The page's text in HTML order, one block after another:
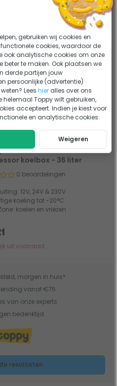
E SECTAW45 dual-zone
koelbox - 45 liter
0 beoordelingen
12V, 24V & 230V
koeling tot -20°C
koelen en vriezen
E SECT36 dual-zone
koelbox - 36 liter
0 beoordelingen
12V, 24V & 230V
koeling tot -20°C
koelen en vriezen
uit voorraad
morgen in huis*
vanaf €75
van onze experts
bedenktijd
resultaten
gebruiken wij cookies en
cookies, waardoor de
ook analytische cookies om onze
beter te maken. Ook plaatsen we
derde partijen jouw
persoonlijke (advertentie)
Leeshier alles over ons
helemaal Toppy wilt gebruiken,
accepteert. Indien je kiest voor
en analytische cookies.
Weigeren